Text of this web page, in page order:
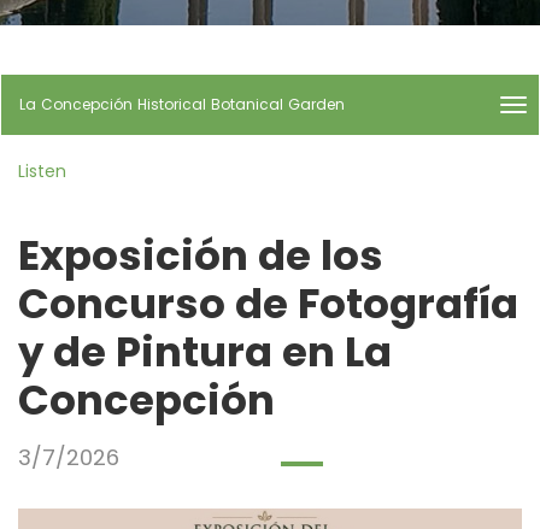
idioma
la
de
inicio
La Concepción Historical Botanical Garden
Listen
Exposición de los
Concurso de Fotografía
y de Pintura en La
Concepción
3/7/2026